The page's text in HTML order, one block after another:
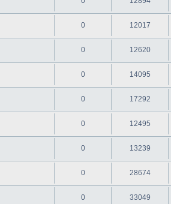
0 12017
0 12620
0 14095
0 17292
0 12495
0 13239
0 28674
0 33049